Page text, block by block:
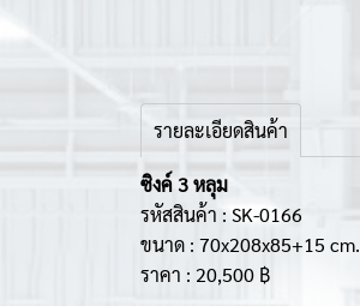
รายละเอียดสินค้า
ซิงค์ 3 หลุม
รหัสสินค้า : SK-0166
ขนาด : 70x208x85+15 cm.
ราคา : 20,500 ฿